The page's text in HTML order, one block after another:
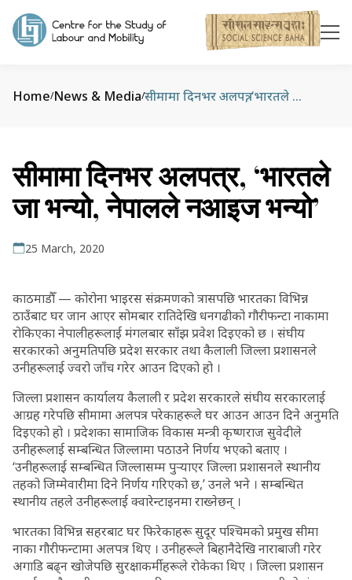
Home/News & Media/ सीमामा दिनभर अलपत्र, ‘भारतले जा भन्यो, नेपालले नआइज भन्यो’
सीमामा दिनभर अलपत्र, ‘भारतले
जा भन्यो, नेपालले नआइज भन्यो’
25 March, 2020
काठमाडौँ — कोरोना भाइरस संक्रमणको त्रासपछि भारतका विभिन्न
ठाउँबाट घर जान आएर सोमबार रातिदेखि धनगढीको गौरीफन्टा नाकामा
रोकिएका नेपालीहरूलाई मंगलबार साँझ प्रवेश दिइएको छ । संघीय
सरकारको अनुमतिपछि प्रदेश सरकार तथा कैलाली जिल्ला प्रशासनले
उनीहरूलाई ज्वरो जाँच गरेर आउन दिएको हो ।
जिल्ला प्रशासन कार्यालय कैलाली र प्रदेश सरकारले संघीय सरकारलाई
आग्रह गरेपछि सीमामा अलपत्र परेकाहरूले घर आउन आउन दिने अनुमति
दिइएको हो । प्रदेशका सामाजिक विकास मन्त्री कृष्णराज सुवेदीले
उनीहरूलाई सम्बन्धित जिल्लामा पठाउने निर्णय भएको बताए ।
‘उनीहरूलाई सम्बन्धित जिल्लासम्म पुर्‍याएर जिल्ला प्रशासनले स्थानीय
तहको जिम्मेवारीमा दिने निर्णय गरिएको छ,’ उनले भने । सम्बन्धित
स्थानीय तहले उनीहरूलाई क्वारेन्टाइनमा राख्नेछन् ।
भारतका विभिन्न सहरबाट घर फिरेकाहरू सुदूर पश्चिमको प्रमुख सीमा
नाका गौरीफन्टामा अलपत्र थिए । उनीहरूले बिहानैदेखि नाराबाजी गरेर
अगाडि बढ्न खोजेपछि सुरक्षाकर्मीहरूले रोकेका थिए । जिल्ला प्रशासन